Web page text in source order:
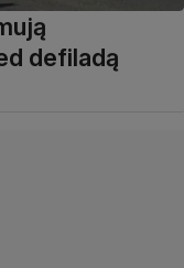
defiladą